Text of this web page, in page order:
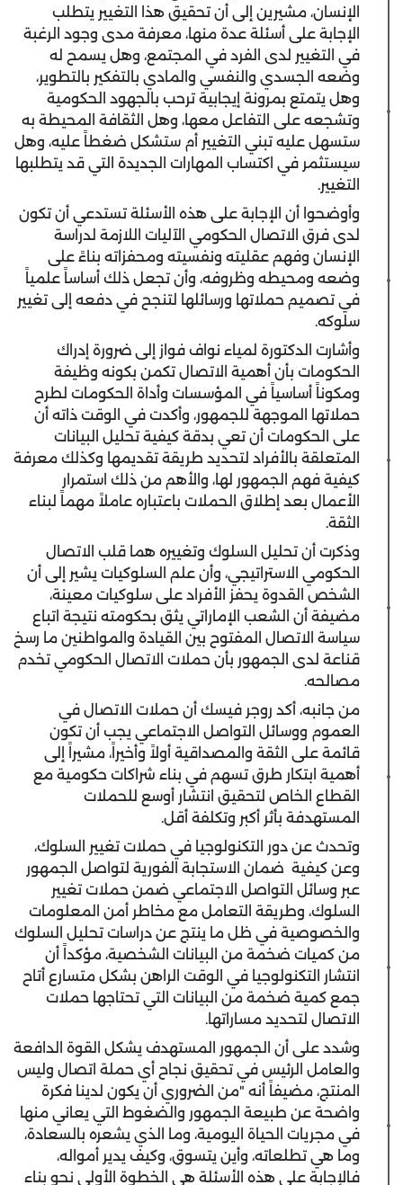
الإنسان، مشيرين إلى أن تحقيق هذا التغيير يتطلب
الإجابة على أسئلة عدة منها، معرفة مدى وجود الرغبة
في التغيير لدى الفرد في المجتمع، وهل يسمح له
وضعه الجسدي والنفسي والمادي بالتفكير بالتطوير،
وهل يتمتع بمرونة إيجابية ترحب بالجهود الحكومية
وتشجعه على التفاعل معها، وهل الثقافة المحيطة به
ستسهل عليه تبني التغيير أم ستشكل ضغطاً عليه، وهل
سيستثمر في اكتساب المهارات الجديدة التي قد يتطلبها
التغيير.
وأوضحوا أن الإجابة على هذه الأسئلة تستدعي أن تكون
لدى فرق الاتصال الحكومي الآليات اللازمة لدراسة
الإنسان وفهم عقليته ونفسيته ومحفزاته بناءً على
وضعه ومحيطه وظروفه، وأن تجعل ذلك أساساً علمياً
في تصميم حملاتها ورسائلها لتنجح في دفعه إلى تغيير
سلوكه.
وأشارت الدكتورة لمياء نواف فواز إلى ضرورة إدراك
الحكومات بأن أهمية الاتصال تكمن بكونه وظيفة
ومكوناً أساسياً في المؤسسات وأداة الحكومات لطرح
حملاتها الموجهة للجمهور، وأكدت في الوقت ذاته أن
على الحكومات أن تعي بدقة كيفية تحليل البيانات
المتعلقة بالأفراد لتحديد طريقة تقديمها وكذلك معرفة
كيفية فهم الجمهور لها، والأهم من ذلك استمرار
الأعمال بعد إطلاق الحملات باعتباره عاملاً مهماً لبناء
الثقة.
وذكرت أن تحليل السلوك وتغييره هما قلب الاتصال
الحكومي الاستراتيجي، وأن علم السلوكيات يشير إلى أن
الشخص القدوة يحفز الأفراد على سلوكيات معينة،
مضيفة أن الشعب الإماراتي يثق بحكومته نتيجة اتباع
سياسة الاتصال المفتوح بين القيادة والمواطنين ما رسخ
قناعة لدى الجمهور بأن حملات الاتصال الحكومي تخدم
مصالحه.
من جانبه، أكد روجر فيسك أن حملات الاتصال في
العموم ووسائل التواصل الاجتماعي يجب أن تكون
قائمة على الثقة والمصداقية أولاً وأخيراً، مشيراً إلى
أهمية ابتكار طرق تسهم في بناء شراكات حكومية مع
القطاع الخاص لتحقيق انتشار أوسع للحملات
المستهدفة بأثر أكبر وتكلفة أقل.
وتحدث عن دور التكنولوجيا في حملات تغيير السلوك،
وعن كيفية ضمان الاستجابة الفورية لتواصل الجمهور
عبر وسائل التواصل الاجتماعي ضمن حملات تغيير
السلوك، وطريقة التعامل مع مخاطر أمن المعلومات
والخصوصية في ظل ما ينتج عن دراسات تحليل السلوك
من كميات ضخمة من البيانات الشخصية، مؤكداً أن
انتشار التكنولوجيا في الوقت الراهن بشكل متسارع أتاح
جمع كمية ضخمة من البيانات التي تحتاجها حملات
الاتصال لتحديد مساراتها.
وشدد على أن الجمهور المستهدف يشكل القوة الدافعة
والعامل الرئيس في تحقيق نجاح أي حملة اتصال وليس
المنتج، مضيفاً أنه "من الضروري أن يكون لدينا فكرة
واضحة عن طبيعة الجمهور والضغوط التي يعاني منها
في مجريات الحياة اليومية، وما الذي يشعره بالسعادة،
وما هي تطلعاته، وأين يتسوق، وكيف يدير أمواله،
فالإجابة على هذه الأسئلة هي الخطوة الأولى نحو بناء